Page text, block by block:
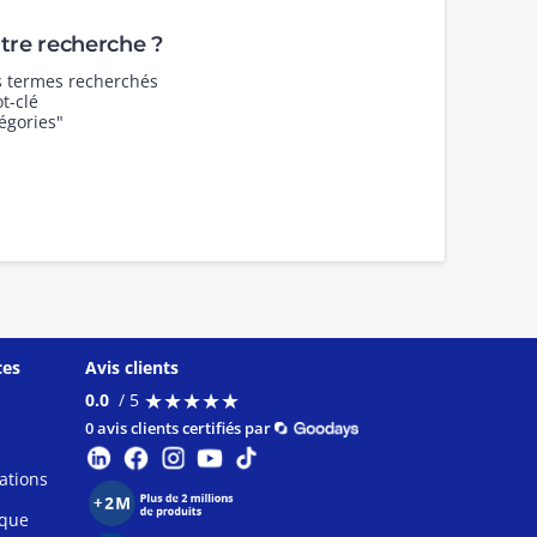
recherche ?
recherchés
clé
Avis clients
0.0 / 5 ★★★★★
★★★★★
0 avis clients certifiés par